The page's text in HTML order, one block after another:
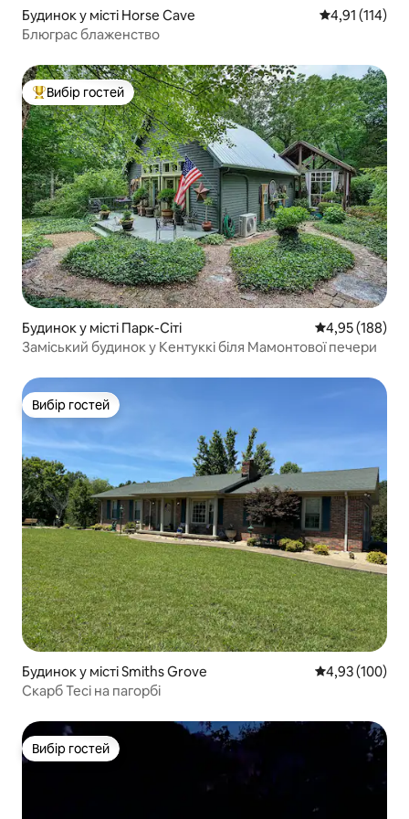
Будинок у місті Horse Cave Середня
4,91 (114)
Блюграс блаженство
Топ вибір гостей
Вибір гостей
Будинок у місті Парк-Сіті Середня
4,95 (188)
Заміський будинок у Кентуккі біля Мамонтової печери
Вибір гостей
Вибір гостей
Будинок у місті Smiths Grove Середня
4,93 (100)
Скарб Тесі на пагорбі
Вибір гостей
Вибір гостей